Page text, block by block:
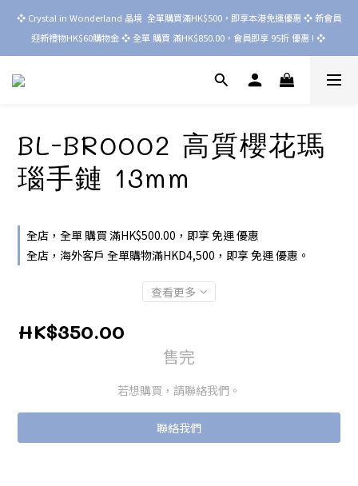
❖ Crystal in Wonderland 晶境  全單購買滿HK$500，即享本港免運優惠 ❖ 新會員
迎新禮物HK$60購物金 ❖ 全單 購買 滿HK$850.00，會員即享 95折 優惠 ! ❖
BL-BR0002 高質櫻花瑪
瑙手鏈 13mm
全店，全單 購買 滿HK$500.00，即享 免運 優惠
全店，海外客戶 全單購物滿HKD4,500，即享 免運 優惠。
查看更多
HK$350.00
售完
若想購買，請聯絡我們。
聯絡我們